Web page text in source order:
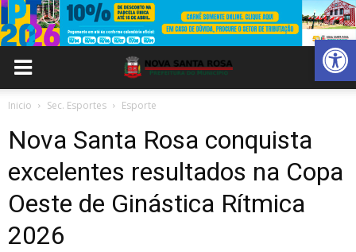
Abrir
Inicio Sec. Esportes Esporte
Nova Santa Rosa conquista
excelentes resultados na Copa
Oeste de Ginástica Rítmica
2026